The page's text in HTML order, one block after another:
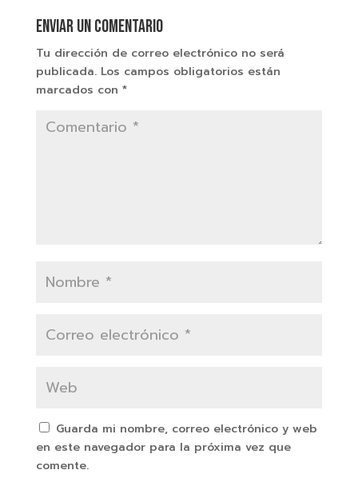
Enviar un comentario
Tu dirección de correo electrónico no será
publicada. Los campos obligatorios están
marcados con *
Guarda mi nombre, correo electrónico y web
en este navegador para la próxima vez que
comente.